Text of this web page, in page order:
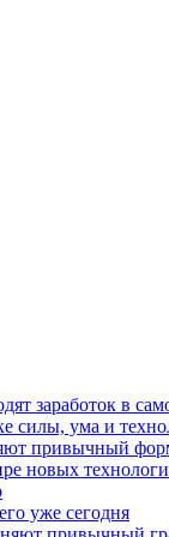
заработок в
силы, ума и
привычный
новых
уже сегодня